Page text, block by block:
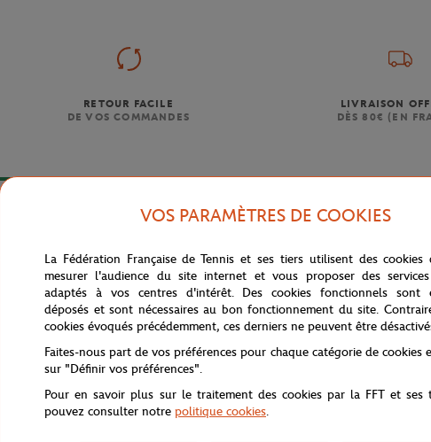
RETOUR FACILE
DE VOS COMMANDES
LIVRAISON
DÈS 80€ (EN
Boutique
nous
stade
retours
COLLECTION
Chapeaux et Casquettes
Literie Roland-Garros
VOS PARAMÈTRES DE COOKIES
La Fédération Française de Tennis et ses tiers utilisent des cookies
mesurer l'audience du site internet et vous proposer des
adaptés à vos centres d'intérêt. Des cookies fonctionnels sont
déposés et sont nécessaires au bon fonctionnement du site.
cookies évoqués précédemment, ces derniers ne peuvent être
Faites-nous part de vos préférences pour chaque catégorie de cookies
sur "Définir vos préférences".
Pour en savoir plus sur le traitement des cookies par la FFT et ses
pouvez consulter notre politique cookies.